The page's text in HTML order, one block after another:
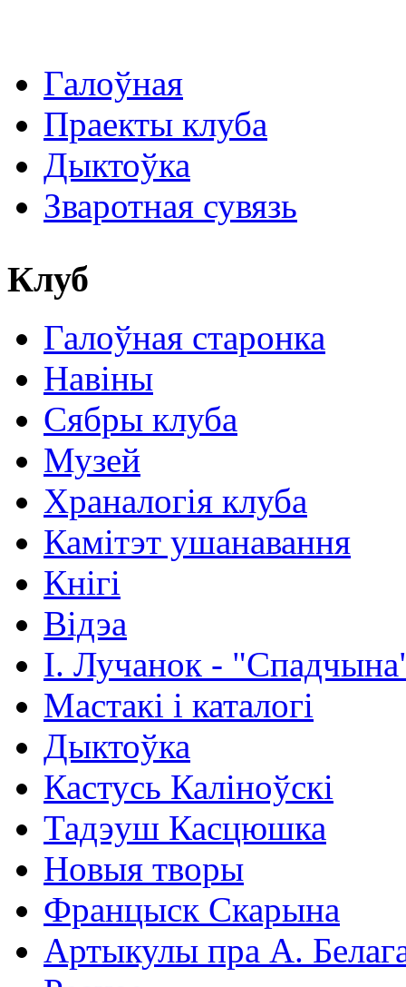
Галоўная
Праекты клуба
Дыктоўка
Зваротная сувязь
Клуб
Галоўная старонка
Навіны
Сябры клуба
Музей
Храналогія клуба
Камітэт ушанавання
Кнігі
Відэа
І. Лучанок -
Мастакі i каталогi
Дыктоўка
Кастусь Каліноўскі
Тадэуш Касцюшка
Новыя творы
Францыск Скарына
Артыкулы пра А.